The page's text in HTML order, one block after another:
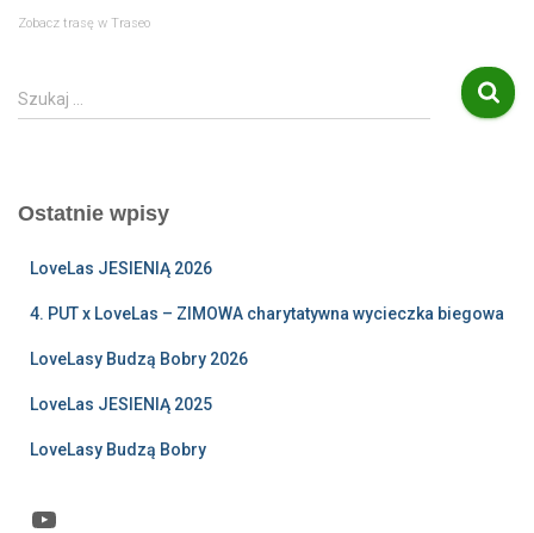
Zobacz trasę w Traseo
S
z
j
Szukaj …
Ostatnie wpisy
LoveLas JESIENIĄ 2026
4. PUT x LoveLas – ZIMOWA charytatywna wycieczka biegowa
LoveLasy Budzą Bobry 2026
LoveLas JESIENIĄ 2025
LoveLasy Budzą Bobry
YouTube